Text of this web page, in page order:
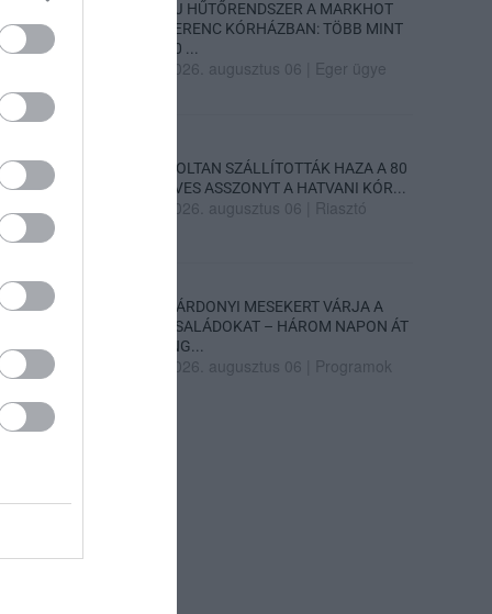
ÚJ HŰTŐRENDSZER A MARKHOT
FERENC KÓRHÁZBAN: TÖBB MINT
70 ...
2026. augusztus 06 Eger ügye
HOLTAN SZÁLLÍTOTTÁK HAZA A 80
ÉVES ASSZONYT A HATVANI KÓR...
2026. augusztus 06 Riasztó
GÁRDONYI MESEKERT VÁRJA A
CSALÁDOKAT – HÁROM NAPON ÁT
ING...
2026. augusztus 06 Programok